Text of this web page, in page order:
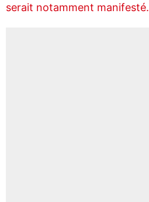
serait notamment manifesté.